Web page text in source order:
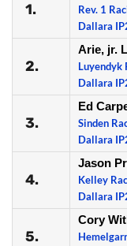
1.
Rev. 1
Dallara
2.
Arie, jr.
Luyendyk
Dallara
3.
Ed
Sinden
Dallara
4.
Jason
Kelley
Dallara
5.
Cory